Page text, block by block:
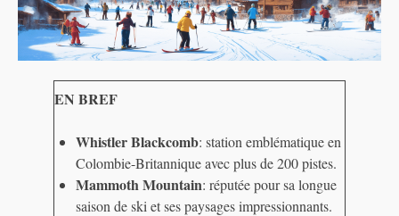
EN BREF
Whistler Blackcomb: station emblématique en
Colombie-Britannique avec plus de 200 pistes.
Mammoth Mountain: réputée pour sa longue
saison de ski et ses paysages impressionnants.